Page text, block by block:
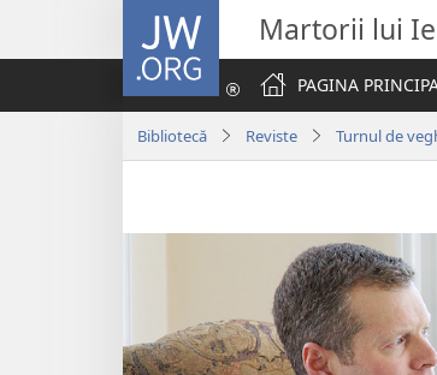
JW.ORG Martorii lui
PAGINA
Bibliotecă Reviste Turnul de